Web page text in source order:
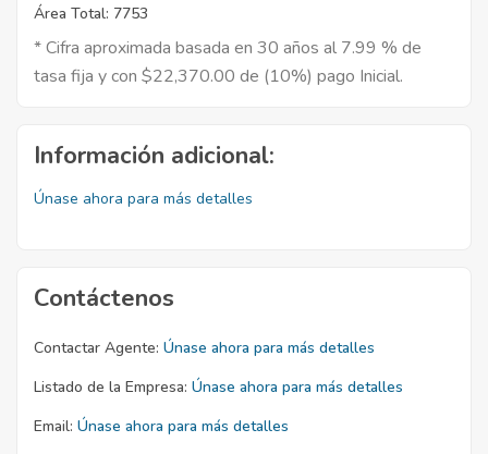
Área Total: 7753
* Cifra aproximada basada en 30 años al 7.99 % de
tasa fija y con $22,370.00 de (10%) pago Inicial.
Información adicional:
Únase ahora para más detalles
Contáctenos
Contactar Agente: Únase ahora para más detalles
Listado de la Empresa: Únase ahora para más detalles
Email: Únase ahora para más detalles